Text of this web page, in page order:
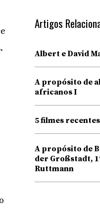
Artigos
Albert e David
A propósito de
africanos I
5 filmes recentes
A propósito de
der Großstadt,
Ruttmann